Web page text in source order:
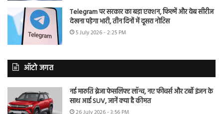
Telegram पर सरकार का बड़ा एक्शन, फिल्में और वेब सीरीज
देखना पड़ेगा भारी, तीन दिनों में दूसरा नोटिस
5 July 2026 - 2:25 PM
ऑटो जगत
नई मारुति ब्रेजा फेसलिफ्ट लॉन्च, नए फीचर्स और टर्बो इंजन के
साथ आई SUV, जानें क्या है कीमत